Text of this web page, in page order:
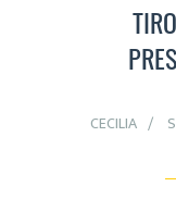
CECILIA